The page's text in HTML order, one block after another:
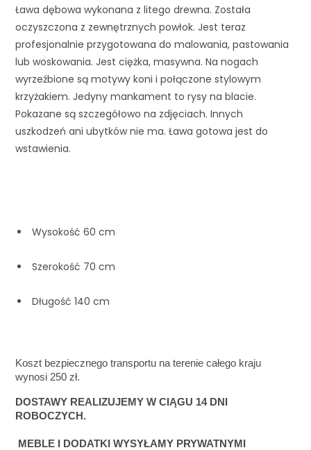
Ława dębowa wykonana z litego drewna. Została
oczyszczona z zewnętrznych powłok. Jest teraz
profesjonalnie przygotowana do malowania, pastowania
lub woskowania. Jest ciężka, masywna. Na nogach
wyrzeźbione są motywy koni i połączone stylowym
krzyżakiem. Jedyny mankament to rysy na blacie.
Pokazane są szczegółowo na zdjęciach. Innych
uszkodzeń ani ubytków nie ma. Ława gotowa jest do
wstawienia.
Wysokość 60 cm
Szerokość 70 cm
Długość 140 cm
Koszt bezpiecznego transportu na terenie całego kraju
wynosi 250 zł.
DOSTAWY REALIZUJEMY W CIĄGU 14 DNI
ROBOCZYCH.
MEBLE I DODATKI WYSYŁAMY PRYWATNYMI